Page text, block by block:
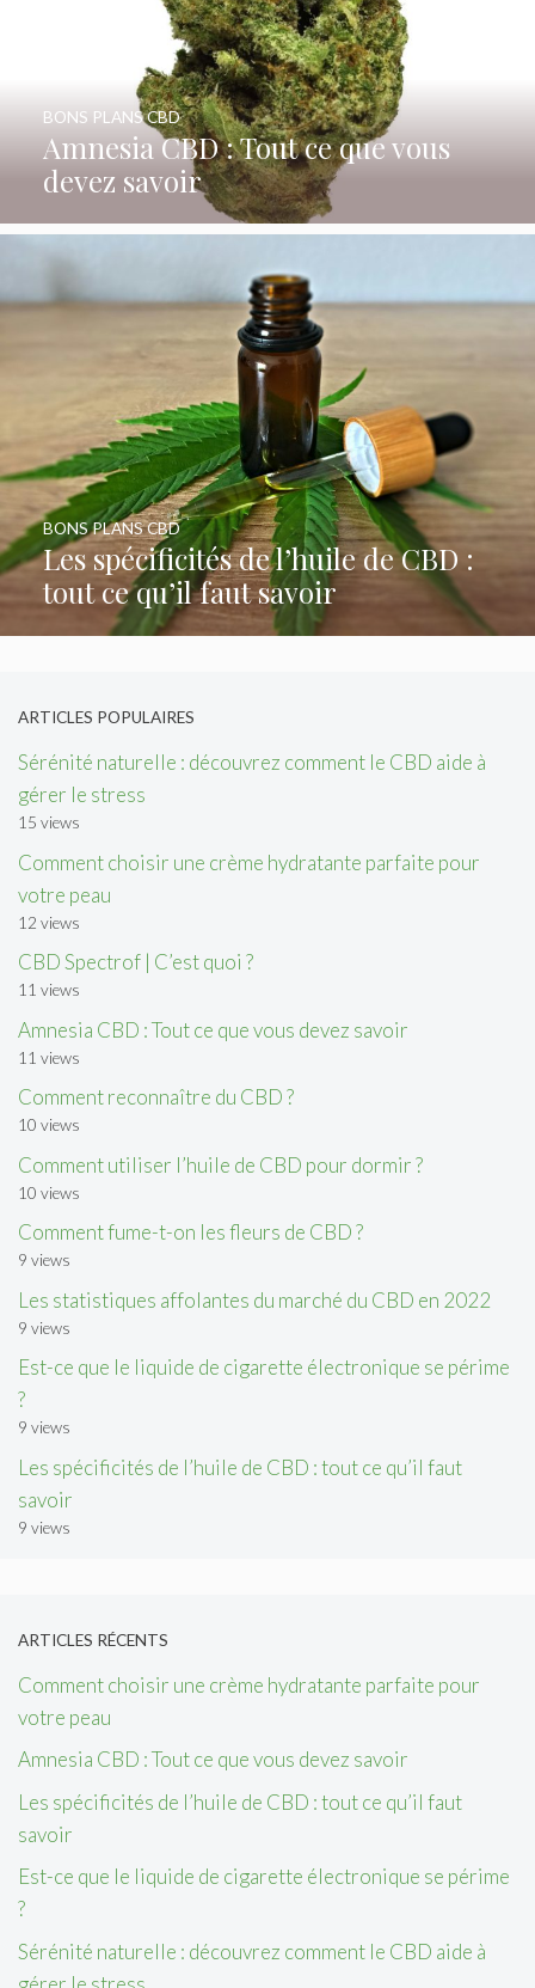
Amnesia CBD : Tout ce que vous
devez savoir
BONS PLANS CBD
Les spécificités de l’huile de CBD :
tout ce qu’il faut savoir
BONS PLANS CBD
ARTICLES POPULAIRES
Sérénité naturelle : découvrez comment le CBD aide à
gérer le stress
15 views
Comment choisir une crème hydratante parfaite pour
votre peau
12 views
CBD Spectrof | C’est quoi ?
11 views
Amnesia CBD : Tout ce que vous devez savoir
11 views
Comment reconnaître du CBD ?
10 views
Comment utiliser l’huile de CBD pour dormir ?
10 views
Comment fume-t-on les fleurs de CBD ?
9 views
Les statistiques affolantes du marché du CBD en 2022
9 views
Est-ce que le liquide de cigarette électronique se périme
?
9 views
Les spécificités de l’huile de CBD : tout ce qu’il faut
savoir
9 views
ARTICLES RÉCENTS
Comment choisir une crème hydratante parfaite pour
votre peau
Amnesia CBD : Tout ce que vous devez savoir
Les spécificités de l’huile de CBD : tout ce qu’il faut
savoir
Est-ce que le liquide de cigarette électronique se périme
?
Sérénité naturelle : découvrez comment le CBD aide à